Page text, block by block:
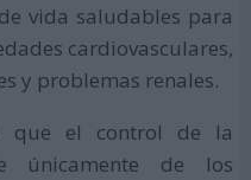
vida saludables para
cardiovasculares,
y problemas renales.
que el control de la
únicamente de los